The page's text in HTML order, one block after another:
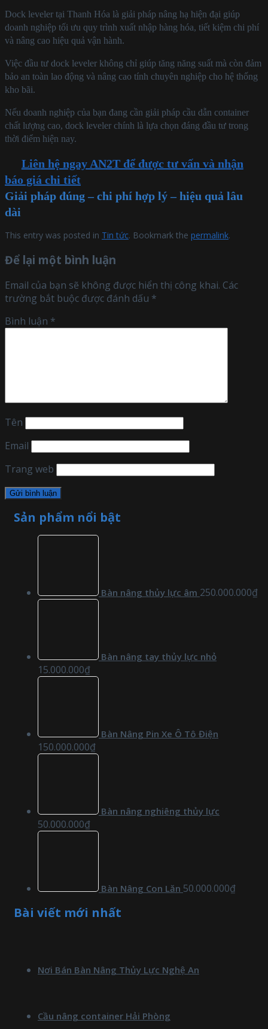
Dock leveler tại Thanh Hóa là giải pháp nâng hạ hiện đại giúp
doanh nghiệp tối ưu quy trình xuất nhập hàng hóa, tiết kiệm chi phí
và nâng cao hiệu quả vận hành.
Việc đầu tư dock leveler không chỉ giúp tăng năng suất mà còn đảm
bảo an toàn lao động và nâng cao tính chuyên nghiệp cho hệ thống
kho bãi.
Nếu doanh nghiệp của bạn đang cần giải pháp cầu dẫn container
chất lượng cao, dock leveler chính là lựa chọn đáng đầu tư trong
thời điểm hiện nay.
Liên hệ ngay AN2T để được tư vấn và nhận
báo giá chi tiết
Giải pháp đúng – chi phí hợp lý – hiệu quả lâu
dài
This entry was posted in Tin tức. Bookmark the permalink.
Để lại một bình luận
Email của bạn sẽ không được hiển thị công khai. Các
trường bắt buộc được đánh dấu *
Bình luận *
Tên
Email
Trang web
Sản phẩm nổi bật
Bàn nâng thủy lực âm 250.000.000₫
Bàn nâng tay thủy lực nhỏ
15.000.000₫
Bàn Nâng Pin Xe Ô Tô Điện
150.000.000₫
Bàn nâng nghiêng thủy lực
50.000.000₫
Bàn Nâng Con Lăn 50.000.000₫
Bài viết mới nhất
Nơi Bán Bàn Nâng Thủy Lực Nghệ An
Cầu nâng container Hải Phòng